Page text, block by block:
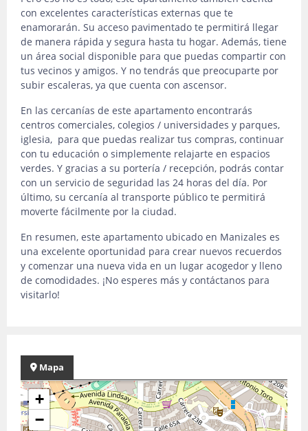
con excelentes características externas que te
enamorarán. Su acceso pavimentado te permitirá llegar
de manera rápida y segura hasta tu hogar. Además, tiene
un área social disponible para que puedas compartir con
tus vecinos y amigos. Y no tendrás que preocuparte por
subir escaleras, ya que cuenta con ascensor.
En las cercanías de este apartamento encontrarás
centros comerciales, colegios / universidades y parques,
iglesia, para que puedas realizar tus compras, continuar
con tu educación o simplemente relajarte en espacios
verdes. Y gracias a su portería / recepción, podrás contar
con un servicio de seguridad las 24 horas del día. Por
último, su cercanía al transporte público te permitirá
moverte fácilmente por la ciudad.
En resumen, este apartamento ubicado en Manizales es
una excelente oportunidad para crear nuevos recuerdos
y comenzar una nueva vida en un lugar acogedor y lleno
de comodidades. ¡No esperes más y contáctanos para
visitarlo!
Mapa
+
−